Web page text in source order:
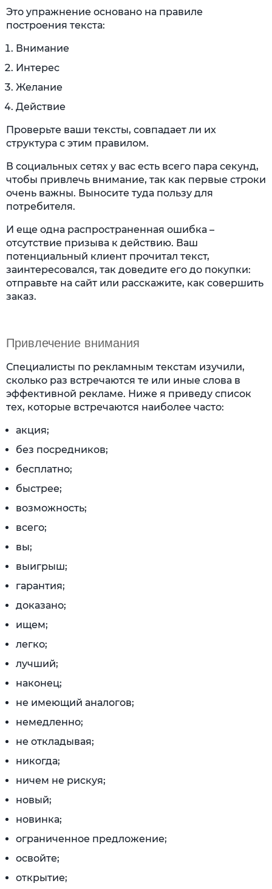
Это упражнение основано на правиле
построения текста:
Внимание
Интерес
Желание
Действие
Проверьте ваши тексты, совпадает ли их
структура с этим правилом.
В социальных сетях у вас есть всего пара секунд,
чтобы привлечь внимание, так как первые строки
очень важны. Выносите туда пользу для
потребителя.
И еще одна распространенная ошибка –
отсутствие призыва к действию. Ваш
потенциальный клиент прочитал текст,
заинтересовался, так доведите его до покупки:
отправьте на сайт или расскажите, как совершить
заказ.
Привлечение внимания
Специалисты по рекламным текстам изучили,
сколько раз встречаются те или иные слова в
эффективной рекламе. Ниже я приведу список
тех, которые встречаются наиболее часто:
акция;
без посредников;
бесплатно;
быстрее;
возможность;
всего;
вы;
выигрыш;
гарантия;
доказано;
ищем;
легко;
лучший;
наконец;
не имеющий аналогов;
немедленно;
не откладывая;
никогда;
ничем не рискуя;
новый;
новинка;
ограниченное предложение;
освойте;
открытие;